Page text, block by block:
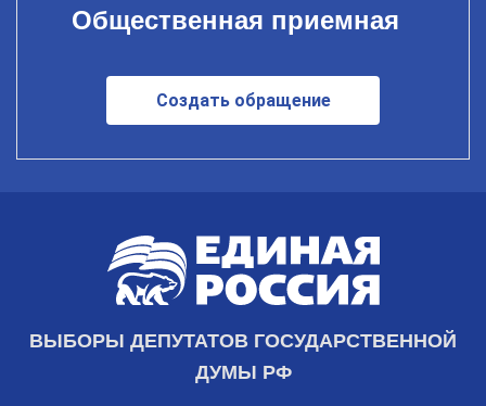
Общественная приемная
Создать обращение
ВЫБОРЫ ДЕПУТАТОВ ГОСУДАРСТВЕННОЙ
ДУМЫ РФ